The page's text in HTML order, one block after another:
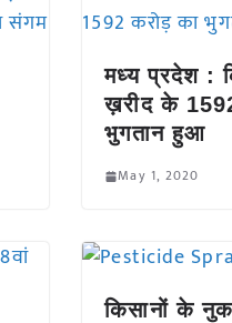
मध्य प्रदेश :
ख़रीद के
भुगतान हुआ
May 1, 2020
किसानों के